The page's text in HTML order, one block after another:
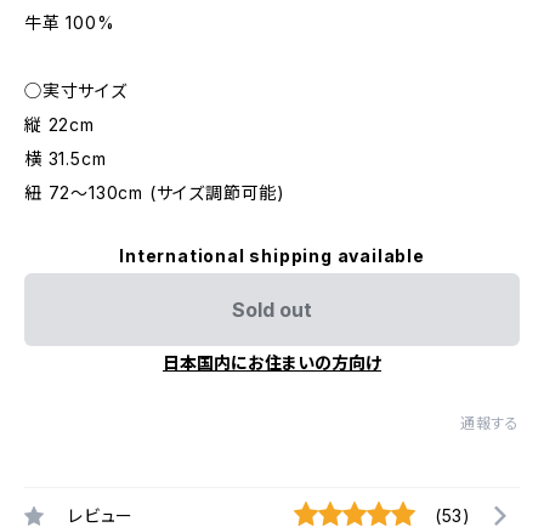
牛革 100%
◯実寸サイズ
縦 22cm
横 31.5cm
紐 72～130cm (サイズ調節可能)
International shipping available
Sold out
日本国内にお住まいの方向け
通報する
レビュー (53)